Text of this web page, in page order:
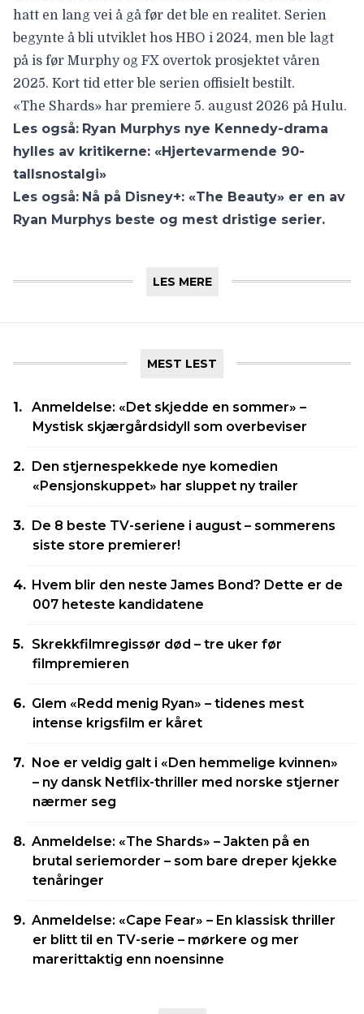
hatt en lang vei å gå før det ble en realitet. Serien
begynte å bli utviklet hos HBO i 2024, men ble lagt
på is før Murphy og FX overtok prosjektet våren
2025. Kort tid etter ble serien offisielt bestilt.
«The Shards» har premiere 5. august 2026 på Hulu.
Les også: Ryan Murphys nye Kennedy-drama
hylles av kritikerne: «Hjertevarmende 90-
tallsnostalgi»
Les også: Nå på Disney+: «The Beauty» er en av
Ryan Murphys beste og mest dristige serier.
LES MERE
MEST LEST
Anmeldelse: «Det skjedde en sommer» –
Mystisk skjærgårdsidyll som overbeviser
Den stjernespekkede nye komedien
«Pensjonskuppet» har sluppet ny trailer
De 8 beste TV-seriene i august – sommerens
siste store premierer!
Hvem blir den neste James Bond? Dette er de
007 heteste kandidatene
Skrekkfilmregissør død – tre uker før
filmpremieren
Glem «Redd menig Ryan» – tidenes mest
intense krigsfilm er kåret
Noe er veldig galt i «Den hemmelige kvinnen»
– ny dansk Netflix-thriller med norske stjerner
nærmer seg
Anmeldelse: «The Shards» – Jakten på en
brutal seriemorder – som bare dreper kjekke
tenåringer
Anmeldelse: «Cape Fear» – En klassisk thriller
er blitt til en TV-serie – mørkere og mer
marerittaktig enn noensinne